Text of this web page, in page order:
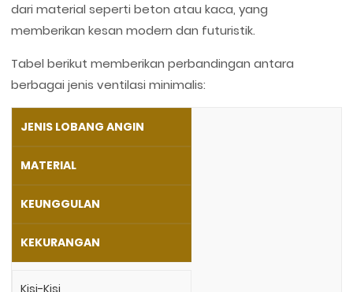
dari material seperti beton atau kaca, yang
memberikan kesan modern dan futuristik.
Tabel berikut memberikan perbandingan antara
berbagai jenis ventilasi minimalis:
JENIS LOBANG ANGIN
MATERIAL
KEUNGGULAN
KEKURANGAN